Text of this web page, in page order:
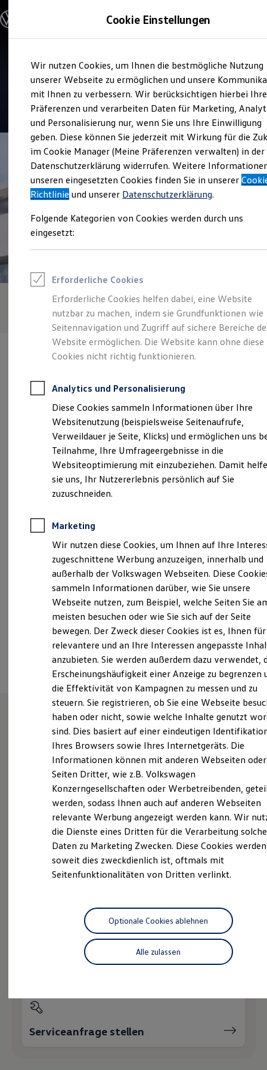
Hauptinhalt
springen
Footer
springen
Modelle und Konfigurator
Modelle vergleichen
Elektroautos
ENERGY Sondermodelle
Nutzfahrzeuge
SUV und CUV
Familienautos
Kombis
Kompaktwagen
Sportwagen
Schnell verfügbare Fahrzeuge
Angebote und Produkte
Aktuelle Angebote
E-Auto-Förderung
Volkswagen Marktplatz
Junge Gebrauchtwagen und Gebrauchtwagen
Volkswagen Zertifizierte Gebrauchtwagen
Zubehör- und Serviceangebote
Leasing
Leasing-Angebote
Gebrauchtwagen Leasing
Junge Gebrauchtwagen-Leasing
Elektroauto Leasing
Kleinwagen-Leasing
Leasing ohne Anzahlung
Finanzierung
Kfz-Versicherung
Restschuldversicherungen
Garantien
Wartungsverträge
Geschäftskunden
Professional Class bei Volkswagen
Großkunden
Behörden
Direktkunden
Sonderfahrzeuge
Anpfiff zum Gewinn
Elektroautos
ID. Tutorials
Elektrofahrzeugkonzepte
Reichweite
Reichweite der ID. Modelle
Reichweite im Winter
Laden
Laden unterwegs
Laden Zuhause
Ladestationen finden
Ladezeitensimulator
Batterie
Sicherheit
Garantie und Lebensdauer
Nachhaltigkeit
Technologie
Kosten und Kauf
Verbrauchskosten
Kaufoptionen
E-Auto-Förderung
Software und Konnektivität
ID. Software Versionen und Updates
Digitale Extras
Schnittstellen zu Ihrem ID.
Hybridautos
Marke und Erlebnis
Volkswagen R und R Experience
R-Modelle
Driving Experience
Volkswagen entdecken
Lifestyle Shop
T-Roc Kollektion
Golf Kollektion
ID. Kollektion
Volkswagen Kollektion
R-Kollektion
Besitzer und Service
myVolkswagen
Software Updates
Verkauf und Service
Autohaus Stoll
4.5| 138 Bewertungen
Verantwortlich für die Inhalte auf dieser Seite ist die Stoll GmbH
Impressum & Rechtliches )
Porschestraße 1, 79761 Waldshut-Tiengen
tiengen@stoll-automotive.de
Montag
Sonntag
Geschlossen
Ansprechpartner
Wie können wir
Ihnen weiterhelfen?
Probefahrt vereinbaren
Servicetermin buchen
Serviceanfrage stellen
Cookie Einstellungen
Wir nutzen Cookies, um Ihnen die bestmögliche Nutzung
unserer Webseite zu ermöglichen und unsere
mit Ihnen zu verbessern. Wir berücksichtigen hierbei Ihre
Präferenzen und verarbeiten Daten für Marketing,
und Personalisierung nur, wenn Sie uns Ihre Einwilligung
geben. Diese können Sie jederzeit mit Wirkung für die
im Cookie Manager (Meine Präferenzen verwalten) in der
Datenschutzerklärung widerrufen. Weitere
unseren eingesetzten Cookies finden Sie in unserer
Richtlinie und unserer Datenschutzerklärung.
Folgende Kategorien von Cookies werden durch uns
eingesetzt:
Erforderliche Cookies
Erforderliche Cookies helfen dabei, eine Website
nutzbar zu machen, indem sie Grundfunktionen wie
Seitennavigation und Zugriff auf sichere Bereiche
Website ermöglichen. Die Website kann ohne diese
Cookies nicht richtig funktionieren.
Analytics und Personalisierung
Diese Cookies sammeln Informationen über Ihre
Websitenutzung (beispielsweise Seitenaufrufe,
Verweildauer je Seite, Klicks) und ermöglichen uns
Teilnahme, Ihre Umfrageergebnisse in die
Websiteoptimierung mit einzubeziehen. Damit
sie uns, Ihr Nutzererlebnis persönlich auf Sie
zuzuschneiden.
Marketing
Wir nutzen diese Cookies, um Ihnen auf Ihre
zugeschnittene Werbung anzuzeigen, innerhalb und
außerhalb der Volkswagen Webseiten. Diese
sammeln Informationen darüber, wie Sie unsere
Webseite nutzen, zum Beispiel, welche Seiten Sie
meisten besuchen oder wie Sie sich auf der Seite
bewegen. Der Zweck dieser Cookies ist es, Ihnen für
relevantere und an Ihre Interessen angepasste
anzubieten. Sie werden außerdem dazu verwendet,
Erscheinungshäufigkeit einer Anzeige zu begrenzen
die Effektivität von Kampagnen zu messen und zu
steuern. Sie registrieren, ob Sie eine Webseite
haben oder nicht, sowie welche Inhalte genutzt
sind. Dies basiert auf einer eindeutigen
Ihres Browsers sowie Ihres Internetgeräts. Die
Informationen können mit anderen Webseiten oder
Seiten Dritter, wie z.B. Volkswagen
Konzerngesellschaften oder Werbetreibenden,
werden, sodass Ihnen auch auf anderen Webseiten
relevante Werbung angezeigt werden kann. Wir
die Dienste eines Dritten für die Verarbeitung
Daten zu Marketing Zwecken. Diese Cookies
soweit dies zweckdienlich ist, oftmals mit
Seitenfunktionalitäten von Dritten verlinkt.
Alle zulassen
Optionale Cookies ablehnen